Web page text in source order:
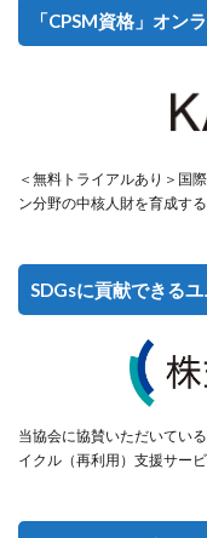
「CPSM資格」オン
＜無料トライアルあり＞国
ン分野の中核人財を育成す
SDGsに貢献できる
当協会に協賛いただいてい
イクル（再利用）支援サー